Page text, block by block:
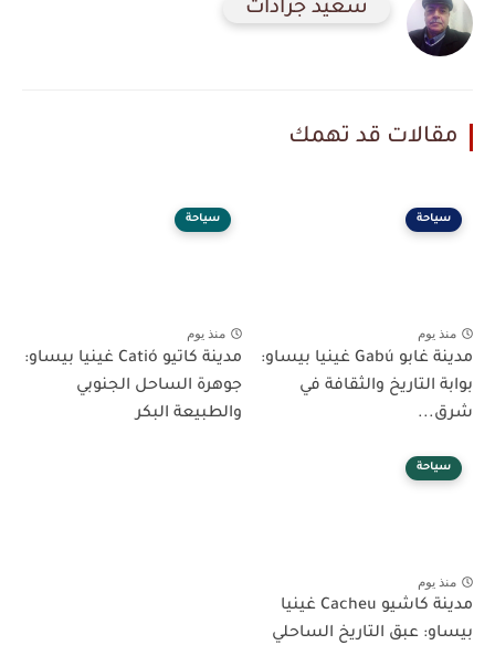
سعيد جرادات
مقالات قد تهمك
سياحة
منذ يوم
مدينة غابو Gabú غينيا بيساو:
بوابة التاريخ والثقافة في
شرق...
سياحة
منذ يوم
مدينة كاتيو Catió غينيا بيساو:
جوهرة الساحل الجنوبي
والطبيعة البكر
سياحة
منذ يوم
مدينة كاشيو Cacheu غينيا
بيساو: عبق التاريخ الساحلي